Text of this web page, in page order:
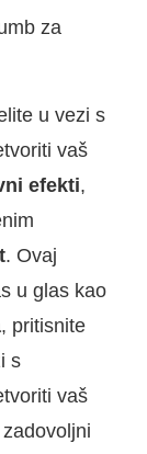
za
u vezi s
vaš
efekti,
. Ovaj
u glas kao
, pritisnite
s
vaš